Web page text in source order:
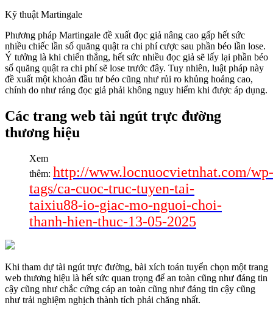
Kỹ thuật Martingale
Phương pháp Martingale đề xuất đọc giả nâng cao gấp hết sức
nhiều chiếc lần số quăng quật ra chi phí cược sau phần béo lần lose.
Ý tưởng là khi chiến thắng, hết sức nhiều đọc giả sẽ lấy lại phần béo
số quăng quật ra chi phí sẽ lose trước đây. Tuy nhiên, luật pháp này
đề xuất một khoản đầu tư béo cũng như rủi ro khủng hoảng cao,
chính do như ráng đọc giả phải không nguy hiểm khi được áp dụng.
Các trang web tài ngút trực đường
thương hiệu
Xem
thêm: http://www.locnuocvietnhat.com/wp-
tags/ca-cuoc-truc-tuyen-tai-
taixiu88-io-giac-mo-nguoi-choi-
thanh-hien-thuc-13-05-2025
Khi tham dự tài ngút trực đường, bài xích toán tuyển chọn một trang
web thương hiệu là hết sức quan trọng để an toàn cũng như đáng tin
cậy cũng như chắc cứng cáp an toàn cũng như đáng tin cậy cũng
như trải nghiệm nghịch thành tích phải chăng nhất.